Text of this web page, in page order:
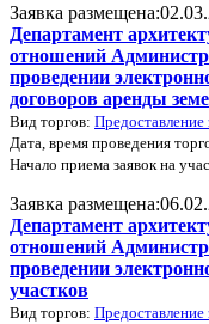
Заявка
Департамент
отношений
проведении
договоров аренды
Вид торгов: Предоставление
Дата, время проведения
Начало приема заявок на
Заявка
Департамент
отношений
проведении
участков
Вид торгов: Предоставление